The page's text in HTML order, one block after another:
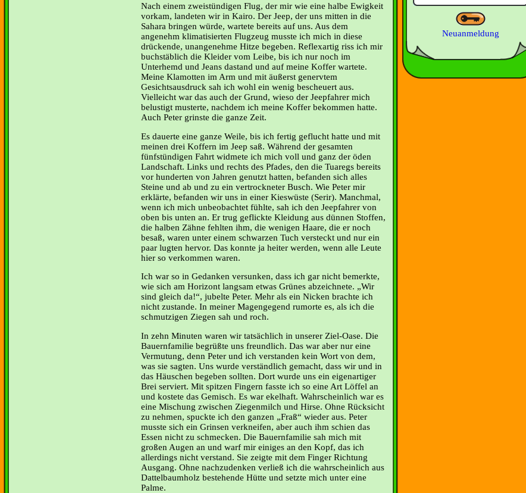
Nach einem zweistündigen Flug, der mir wie eine halbe Ewigkeit
vorkam, landeten wir in Kairo. Der Jeep, der uns mitten in die
Sahara bringen würde, wartete bereits auf uns. Aus dem
angenehm klimatisierten Flugzeug musste ich mich in diese
drückende, unangenehme Hitze begeben. Reflexartig riss ich mir
buchstäblich die Kleider vom Leibe, bis ich nur noch im
Unterhemd und Jeans dastand und auf meine Koffer wartete.
Meine Klamotten im Arm und mit äußerst genervtem
Gesichtsausdruck sah ich wohl ein wenig bescheuert aus.
Vielleicht war das auch der Grund, wieso der Jeepfahrer mich
belustigt musterte, nachdem ich meine Koffer bekommen hatte.
Auch Peter grinste die ganze Zeit.
Es dauerte eine ganze Weile, bis ich fertig geflucht hatte und mit
meinen drei Koffern im Jeep saß. Während der gesamten
fünfstündigen Fahrt widmete ich mich voll und ganz der öden
Landschaft. Links und rechts des Pfades, den die Tuaregs bereits
vor hunderten von Jahren genutzt hatten, befanden sich alles
Steine und ab und zu ein vertrockneter Busch. Wie Peter mir
erklärte, befanden wir uns in einer Kieswüste (Serir). Manchmal,
wenn ich mich unbeobachtet fühlte, sah ich den Jeepfahrer von
oben bis unten an. Er trug geflickte Kleidung aus dünnen Stoffen,
die halben Zähne fehlten ihm, die wenigen Haare, die er noch
besaß, waren unter einem schwarzen Tuch versteckt und nur ein
paar lugten hervor. Das konnte ja heiter werden, wenn alle Leute
hier so verkommen waren.
Ich war so in Gedanken versunken, dass ich gar nicht bemerkte,
wie sich am Horizont langsam etwas Grünes abzeichnete. „Wir
sind gleich da!“, jubelte Peter. Mehr als ein Nicken brachte ich
nicht zustande. In meiner Magengegend rumorte es, als ich die
schmutzigen Ziegen sah und roch.
In zehn Minuten waren wir tatsächlich in unserer Ziel-Oase. Die
Bauernfamilie begrüßte uns freundlich. Das war aber nur eine
Vermutung, denn Peter und ich verstanden kein Wort von dem,
was sie sagten. Uns wurde verständlich gemacht, dass wir und in
das Häuschen begeben sollten. Dort wurde uns ein eigenartiger
Brei serviert. Mit spitzen Fingern fasste ich so eine Art Löffel an
und kostete das Gemisch. Es war ekelhaft. Wahrscheinlich war es
eine Mischung zwischen Ziegenmilch und Hirse. Ohne Rücksicht
zu nehmen, spuckte ich den ganzen „Fraß“ wieder aus. Peter
musste sich ein Grinsen verkneifen, aber auch ihm schien das
Essen nicht zu schmecken. Die Bauernfamilie sah mich mit
großen Augen an und warf mir einiges an den Kopf, das ich
allerdings nicht verstand. Sie zeigte mit dem Finger Richtung
Ausgang. Ohne nachzudenken verließ ich die wahrscheinlich aus
Dattelbaumholz bestehende Hütte und setzte mich unter eine
Palme.
Neuanmeldung